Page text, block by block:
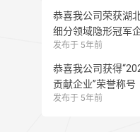
恭喜我公司荣获湖
细分领域隐形冠军
发布于 5年前
恭喜我公司获得
贡献企业”荣誉称号
发布于 5年前